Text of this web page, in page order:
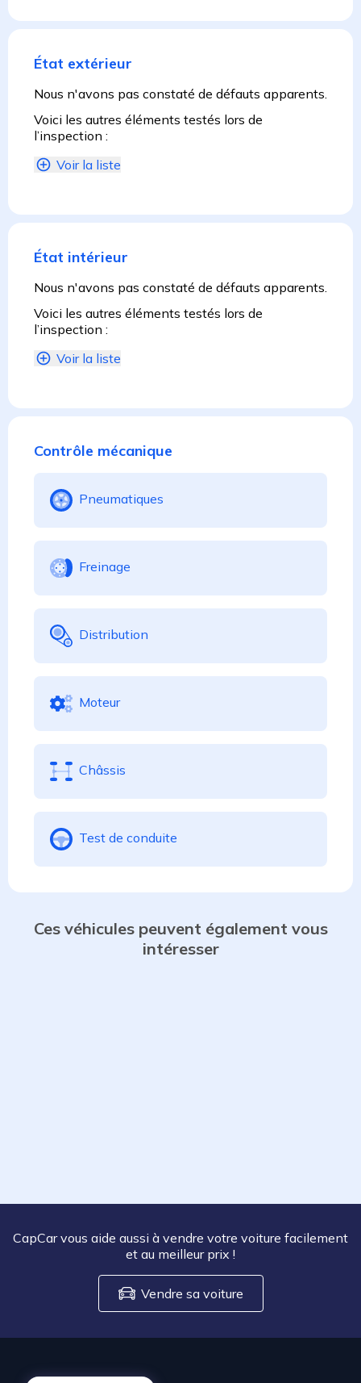
État extérieur
Nous n'avons pas constaté de défauts apparents.
Voici les autres éléments testés lors de
l’inspection :
Voir la liste
État intérieur
Nous n'avons pas constaté de défauts apparents.
Voici les autres éléments testés lors de
l’inspection :
Voir la liste
Contrôle mécanique
Pneumatiques
Freinage
Distribution
Moteur
Châssis
Test de conduite
Ces véhicules peuvent également vous
intéresser
CapCar vous aide aussi à vendre votre voiture facilement
et au meilleur prix !
Vendre sa voiture